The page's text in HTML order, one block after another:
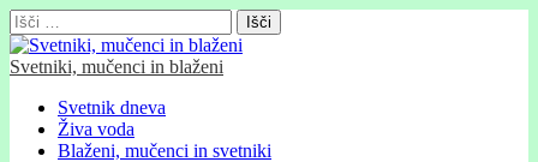
Išči:
Svetniki, mučenci in blaženi
Glavni
meni
Skip
content
Svetnik dneva
Živa voda
Blaženi, mučenci in svetniki